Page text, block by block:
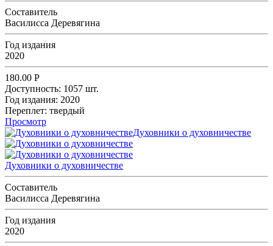
Составитель
Василисса Деревягина
Год издания
2020
180.00 Р
Доступность: 1057 шт.
Год издания: 2020
Переплет: твердый
Просмотр
Духовники о духовничестве
Составитель
Василисса Деревягина
Год издания
2020